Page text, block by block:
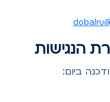
הנגישות
ביום: